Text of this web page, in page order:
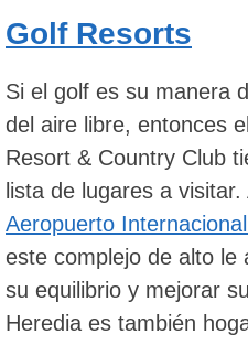
Golf Resorts
Si el golf es su manera
del aire libre, entonces
Resort & Country Club
lista de lugares a visitar.
Aeropuerto
este complejo de alto le
su equilibrio y mejorar
Heredia es también